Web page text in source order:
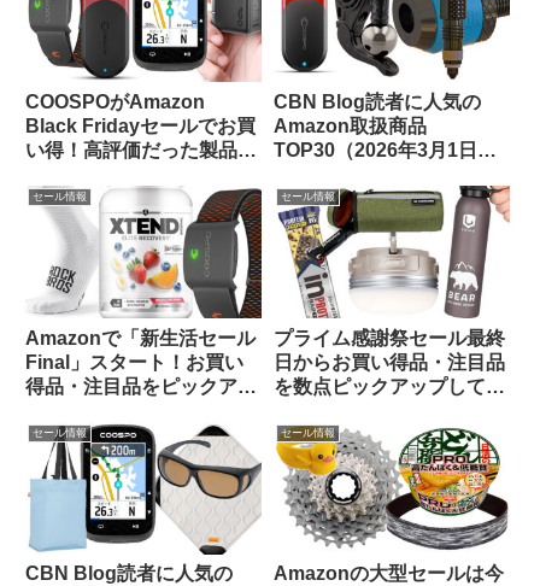
COOSPOがAmazon
Black Fridayセールでお買
い得！高評価だった製品を
Blog限定クーポン情報あ
り】
CBN Blog読者に人気の
Amazon取扱商品
TOP30（2026年3月1日
セール情報
Amazonで「新生活セール
Final」スタート！お買い
得品・注目品をピックアッ
セール情報
プライム感謝祭セール最終
日からお買い得品・注目品
を数点ピックアップしてみ
セール情報
CBN Blog読者に人気の
セール情報
Amazonの大型セールは今